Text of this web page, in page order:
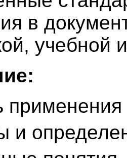
в
учебной
применения
и